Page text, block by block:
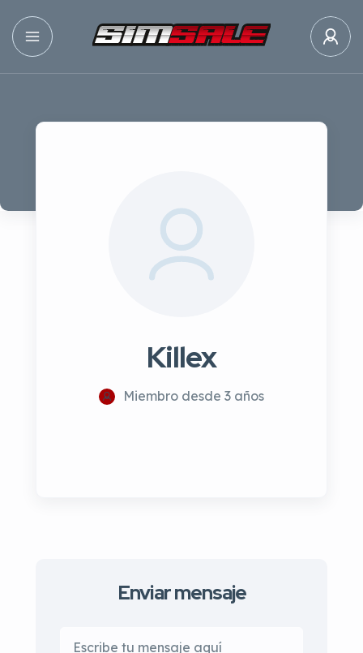
Killex
Miembro desde 3 años
Enviar mensaje